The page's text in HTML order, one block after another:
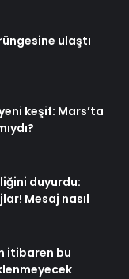
ulaştı
keşif: Mars’ta
duyurdu:
Mesaj nasıl
itibaren bu